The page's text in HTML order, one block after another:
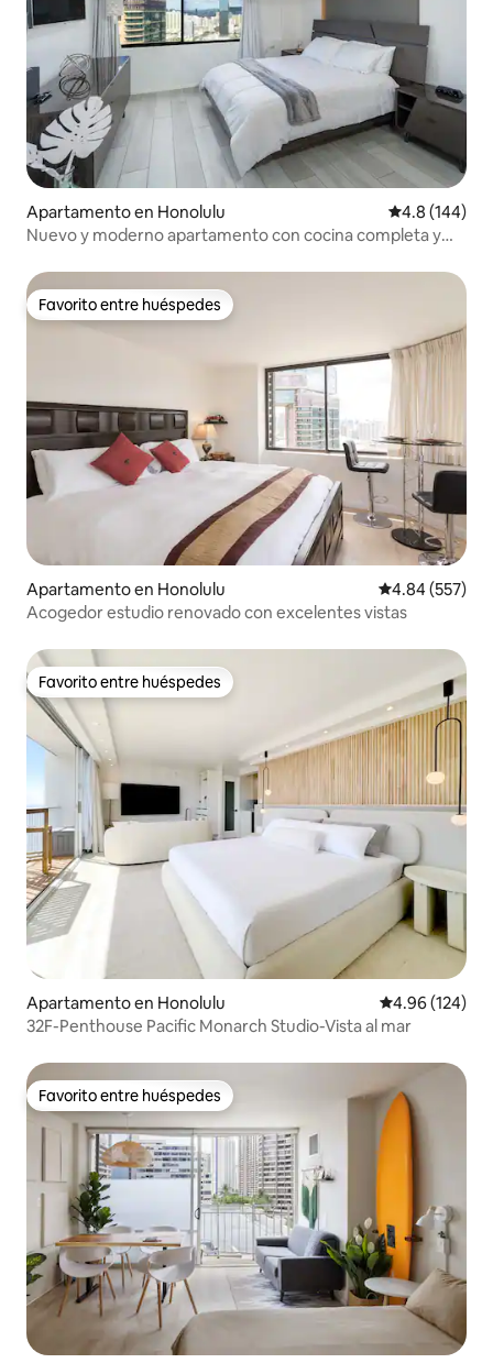
Apartamento en Honolulu Calificación
4.8 (144)
Nuevo y moderno apartamento con cocina completa y
Favorito entre huéspedes
Favorito entre huéspedes
Apartamento en Honolulu Calificación
4.84 (557)
Acogedor estudio renovado con excelentes vistas
Favorito entre huéspedes
Favorito entre huéspedes
Apartamento en Honolulu Calificación
4.96 (124)
32F-Penthouse Pacific Monarch Studio-Vista al mar
Favorito entre huéspedes
Favorito entre huéspedes